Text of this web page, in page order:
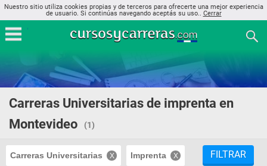
Nuestro sitio utiliza cookies propias y de terceros para ofrecerte una mejor experiencia
de usuario. Si continúas navegando aceptás su uso.. Cerrar
Carreras Universitarias de imprenta en
Montevideo
(1)
Carreras Universitarias Imprenta FILTRAR